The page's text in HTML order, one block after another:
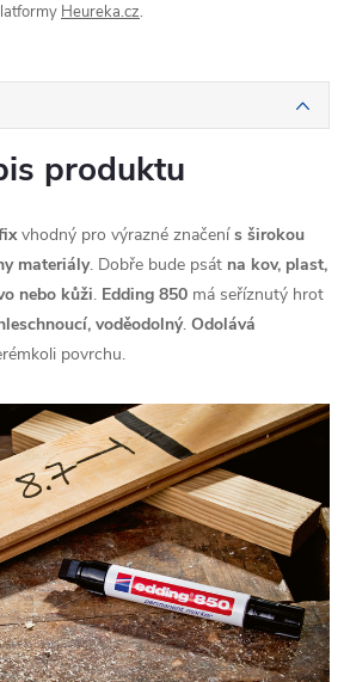
Heureka.cz.
produktu
vhodný pro výrazné značenís širokou
materiály. Dobře bude psát na kov, plast,
nebo kůži. Edding 850 má seříznutý hrot
voděodolný. Odolává
povrchu.